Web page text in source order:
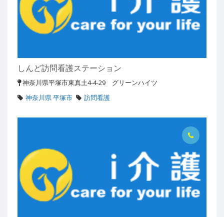
しんど訪問看護ステーション
神奈川県平塚市東真土4-4-29 グリーンハイツ
神奈川県 平塚市
訪問看護